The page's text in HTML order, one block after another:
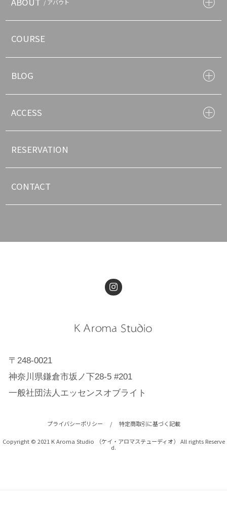
/ アバウト
COURSE
BLOG
ACCESS
RESERVATION
CONTACT
〒248-0021
神奈川県鎌倉市坂ノ下28-5 #201
一般社団法人エッセンスオブライト
プライバシーポリシー / 特定商取引に基づく記載
Copyright © 2021 K Aroma Studio （ケイ・アロマステューディオ） All rights Reserve
d.